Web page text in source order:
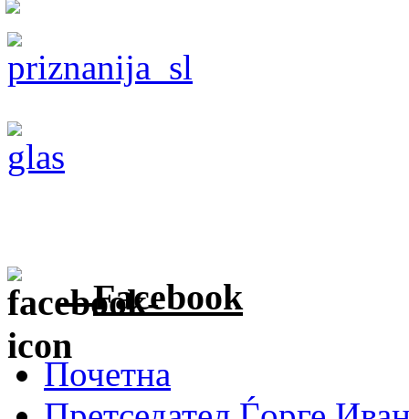
Facebook
Почетна